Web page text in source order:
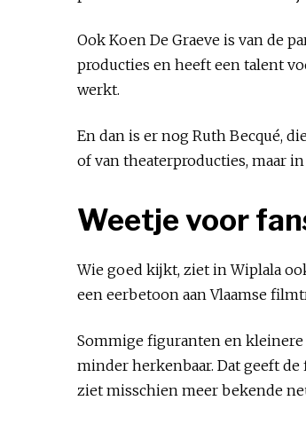
Ook Koen De Graeve is van de
producties en heeft een talent
werkt.
En dan is er nog Ruth Becqué,
of van theaterproducties, maar
Weetje voor
Wie goed kijkt, ziet in Wiplala
een eerbetoon aan Vlaamse
Sommige figuranten en
minder herkenbaar. Dat geeft
ziet misschien meer bekende